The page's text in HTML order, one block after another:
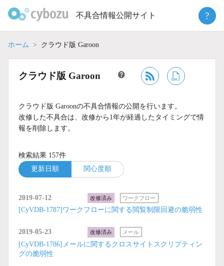
不具合情報公開サイト ?
ホーム クラウド版 Garoon
クラウド版 Garoon
クラウド版 Garoonの不具合情報の公開を行います。
改修した不具合は、改修から1年が経過したタイミングで情
報を削除します。
検索結果 157件
更新日順
関心度順
2019-07-12 改修済み ワークフロー
[CyVDB-1787]ワークフローに関する閲覧制限回避の脆弱性
2019-05-23 改修済み メール
[CyVDB-1786]メールに関するクロスサイトスクリプティン
グの脆弱性